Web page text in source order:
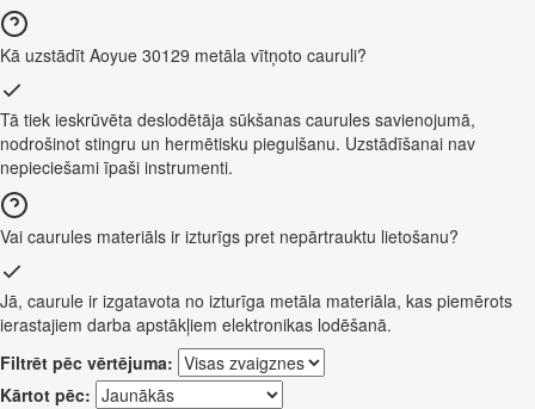
Kā uzstādīt Aoyue 30129 metāla vītņoto cauruli?
Tā tiek ieskrūvēta deslodētāja sūkšanas caurules savienojumā,
nodrošinot stingru un hermētisku piegulšanu. Uzstādīšanai nav
nepieciešami īpaši instrumenti.
Vai caurules materiāls ir izturīgs pret nepārtrauktu lietošanu?
Jā, caurule ir izgatavota no izturīga metāla materiāla, kas piemērots
ierastajiem darba apstākļiem elektronikas lodēšanā.
Filtrēt pēc vērtējuma:
Kārtot pēc: